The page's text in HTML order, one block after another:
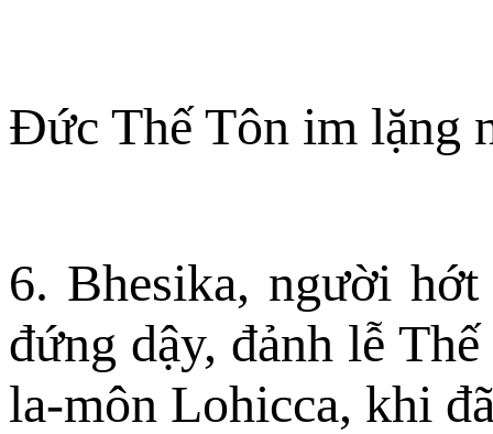
Ðức Thế Tôn im lặng
6. Bhesika, người
đứng dậy, đảnh lễ
la-môn Lohicca, khi